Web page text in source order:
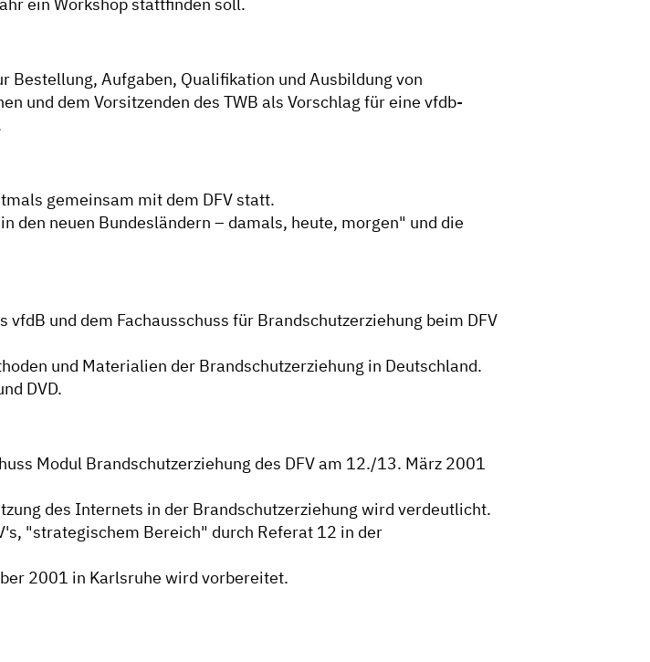
ein Workshop stattfinden soll.
Aufgaben, Qualifikation und Ausbildung von
und dem Vorsitzenden des TWB als Vorschlag für eine vfdb-
gemeinsam mit dem DFV statt.
den neuen Bundesländern – damals, heute, morgen" und die
und dem Fachausschuss für Brandschutzerziehung beim DFV
und Materialien der Brandschutzerziehung in Deutschland.
DVD.
Modul Brandschutzerziehung des DFV am 12./13. März 2001
des Internets in der Brandschutzerziehung wird verdeutlicht.
"strategischem Bereich" durch Referat 12 in der
2001 in Karlsruhe wird vorbereitet.